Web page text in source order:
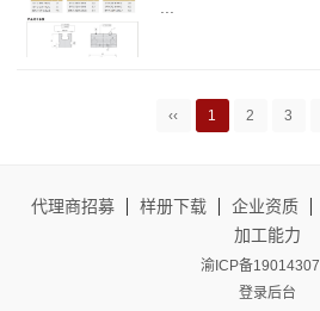
...
‹‹ 1 2 3
代理商招募 样册下载 企业资质
加工能力
渝ICP备
登录后台